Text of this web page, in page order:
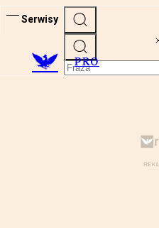
Serwisy
PRO